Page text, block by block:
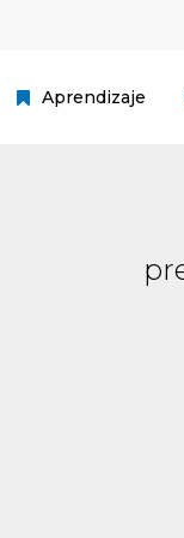
Aprendizaje